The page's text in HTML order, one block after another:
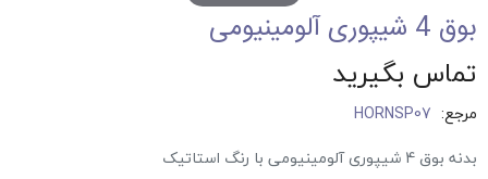
بوق 4 شیپوری آلومینیومی
تماس بگیرید
مرجع: HORNSP07
بدنه بوق 4 شیپوری آلومینیومی با رنگ استاتیک